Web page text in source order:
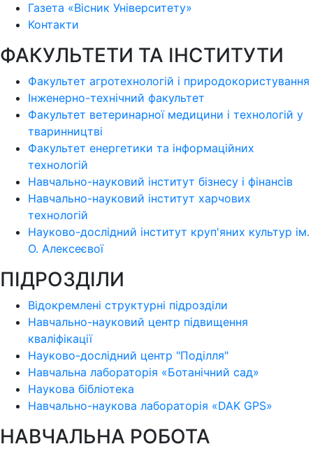
Газета «Вісник Університету»
Контакти
ФАКУЛЬТЕТИ ТА ІНСТИТУТИ
Факультет агротехнологій і природокористування
Інженерно-технічний факультет
Факультет ветеринарної медицини і технологій у
тваринництві
Факультет енергетики та інформаційних
технологій
Навчально-науковий інститут бізнесу і фінансів
Навчально-науковий інститут харчових
технологій
Науково-дослідний інститут круп'яних культур ім.
О. Алексеєвої
ПІДРОЗДІЛИ
Відокремлені структурні підрозділи
Навчально-науковий центр підвищення
кваліфікації
Науково-дослідний центр "Поділля"
Навчальна лабораторія «Ботанічний сад»
Наукова бібліотека
Навчально-наукова лабораторія «DAK GPS»
НАВЧАЛЬНА РОБОТА